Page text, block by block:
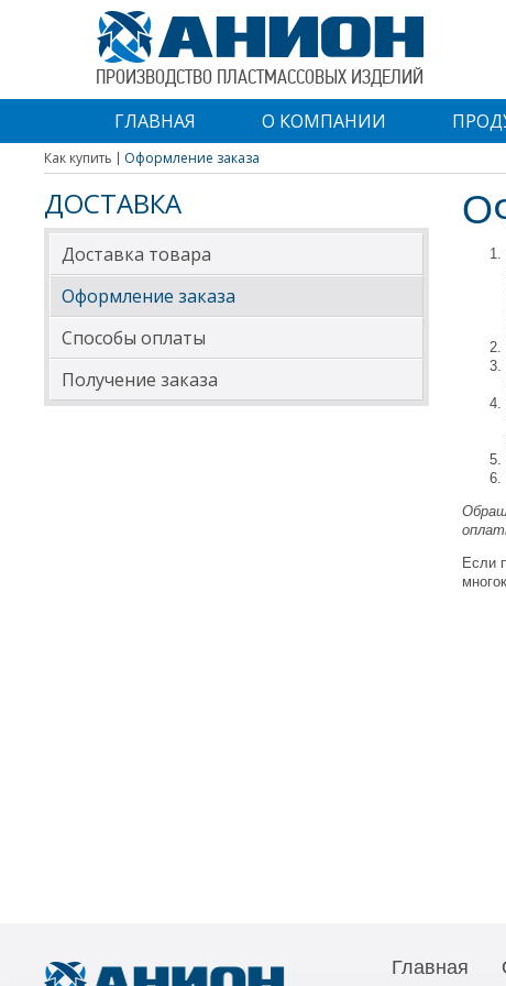
ПРОИЗВОДСТВО ПЛАСТМАССОВЫХ ИЗДЕЛИЙ
ГЛАВНАЯ О КОМПАНИИ
Как купить Оформление заказа
ДОСТАВКА
Доставка товара
Оформление заказа
Способы оплаты
Получение заказа
Если
Главная